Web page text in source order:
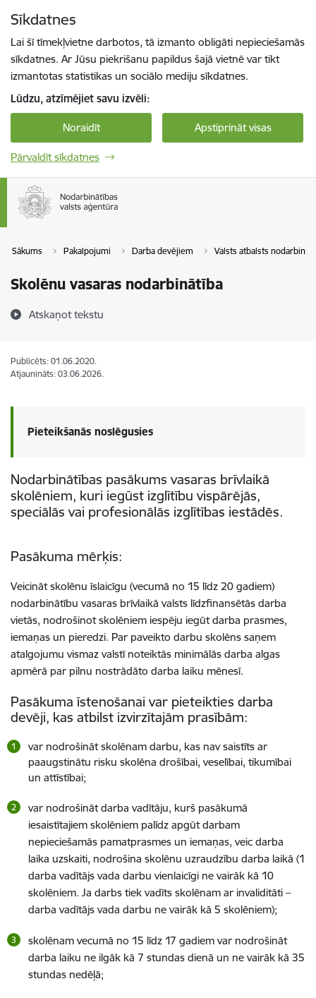
Sīkdatnes
Lai šī tīmekļvietne darbotos, tā izmanto obligāti nepieciešamās
sīkdatnes. Ar Jūsu piekrišanu papildus šajā vietnē var tikt
izmantotas statistikas un sociālo mediju sīkdatnes.
Lūdzu, atzīmējiet savu izvēli:
Noraidīt Apstiprināt visas
Pārvaldīt sīkdatnes
Sākums Pakalpojumi Darba devējiem Valsts atbalsts
Skolēnu vasaras nodarbinātība
Atskaņot tekstu
Publicēts: 01.06.2020.
Atjaunināts: 03.06.2026.
Pieteikšanās noslēgusies
Nodarbinātības pasākums vasaras brīvlaikā
skolēniem, kuri iegūst izglītību vispārējās,
speciālās vai profesionālās izglītības iestādēs.
Pasākuma mērķis:
Veicināt skolēnu īslaicīgu (vecumā no 15 līdz 20 gadiem)
nodarbinātību vasaras brīvlaikā valsts līdzfinansētās darba
vietās, nodrošinot skolēniem iespēju iegūt darba prasmes,
iemaņas un pieredzi. Par paveikto darbu skolēns saņem
atalgojumu vismaz valstī noteiktās minimālās darba algas
apmērā par pilnu nostrādāto darba laiku mēnesī.
Pasākuma īstenošanai var pieteikties darba
devēji, kas atbilst izvirzītajām prasībām:
var nodrošināt skolēnam darbu, kas nav saistīts ar
paaugstinātu risku skolēna drošībai, veselībai, tikumībai
un attīstībai;
var nodrošināt darba vadītāju, kurš pasākumā
iesaistītajiem skolēniem palīdz apgūt darbam
nepieciešamās pamatprasmes un iemaņas, veic darba
laika uzskaiti, nodrošina skolēnu uzraudzību darba laikā (1
darba vadītājs vada darbu vienlaicīgi ne vairāk kā 10
skolēniem. Ja darbs tiek vadīts skolēnam ar invaliditāti –
darba vadītājs vada darbu ne vairāk kā 5 skolēniem);
skolēnam vecumā no 15 līdz 17 gadiem var nodrošināt
darba laiku ne ilgāk kā 7 stundas dienā un ne vairāk kā 35
stundas nedēļā;